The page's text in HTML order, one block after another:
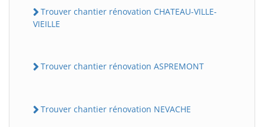
Trouver chantier rénovation CHATEAU-VILLE-
VIEILLE
Trouver chantier rénovation ASPREMONT
Trouver chantier rénovation NEVACHE